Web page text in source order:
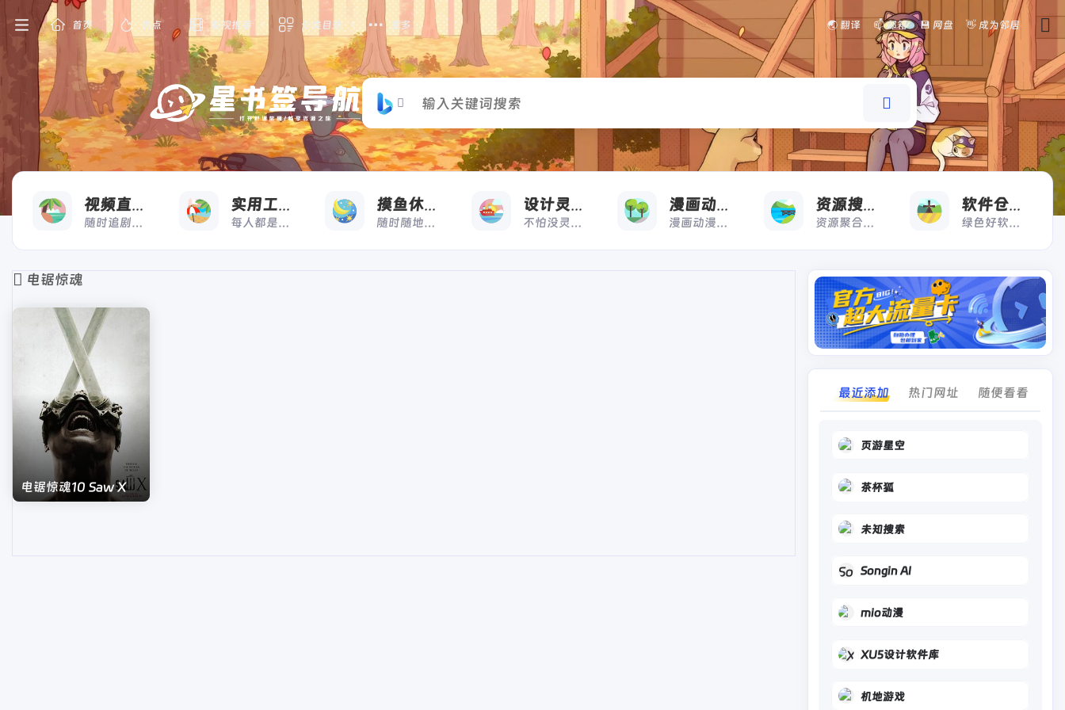
首页 热点 影视推荐 分类目录 更多 🌏 翻译 📫 邮箱 💾 网盘 👋 成为邻居
视频直播
随时追剧，想看就看
实用工具
每人都是高效打工人
摸鱼休闲
随时随地，想摸就摸
设计灵感
不怕没灵感，来借鉴
漫画动漫
漫画动漫一键直达
资源搜索
资源聚合搜索快人一步
软件仓库
绿色好软极速下载
电锯惊魂
电锯惊魂10 Saw X
最近添加 热门网址 随便看看
页游星空
茶杯狐
未知搜索
Songin AI
mio动漫
XU5设计软件库
机地游戏